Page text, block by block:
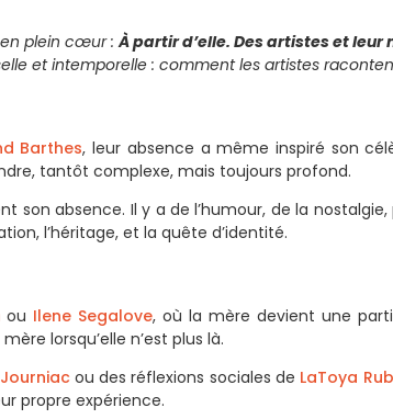
en plein cœur :À partir d’elle. Des artistes et leur
et intemporelle : comment les artistes
Barthes, leur absence a même inspiré son
tantôt complexe, mais toujours profond.
absence. Il y a de l’humour, de la
l’héritage, et la quête d’identité.
ou Ilene Segalove, où la mère devient une
lorsqu’elle n’est plus là.
ou des réflexions sociales de LaToya
propre expérience.